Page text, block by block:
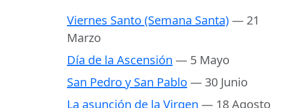
Viernes Santo (Semana Santa)— 21
Marzo
Día de la Ascensión — 5 Mayo
San Pedro y San Pablo — 30 Junio
La asunción de la Virgen — 18 Agosto